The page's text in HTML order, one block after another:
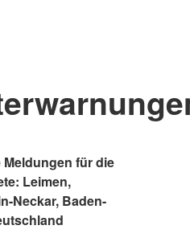
für die
Leimen,
Neckar, Baden-